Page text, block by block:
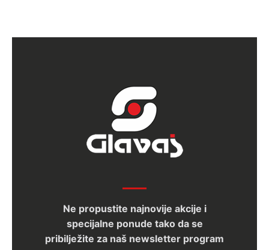
Ne propustite najnovije akcije i
specijalne ponude tako da se
pribilježite za naš newsletter program